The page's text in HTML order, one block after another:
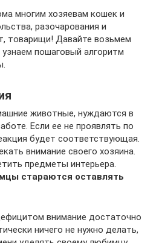
многим хозяевам кошек и
разочарования и
товарищи! Давайте возьмем
пошаговый алгоритм
животные, нуждаются в
Если ее не проявлять по
будет соответствующая.
внимание своего хозяина.
предметы интерьера.
стараются оставлять
внимание достаточно
ничего не нужно делать,